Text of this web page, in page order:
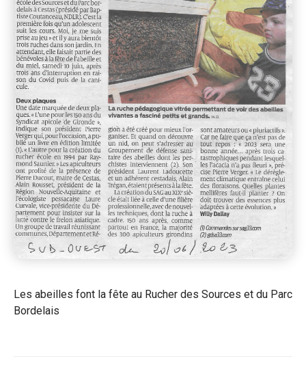
Les abeilles font la fête au Rucher des Sources et du Parc
Bordelais